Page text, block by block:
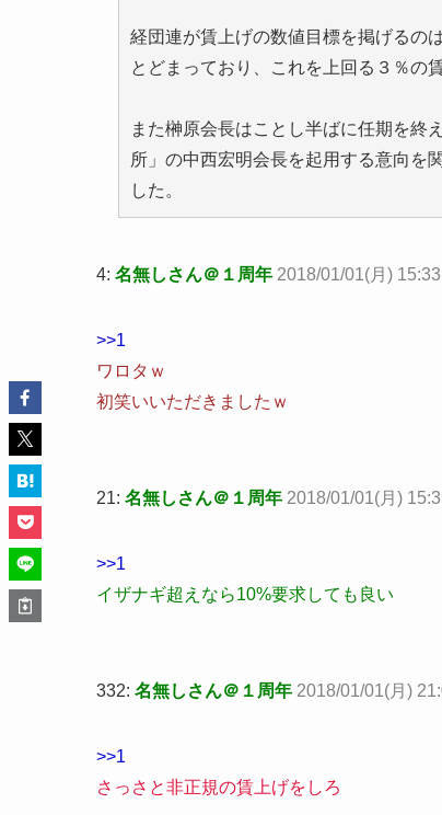
経団連が賃上げの数値目標を掲げるの
とどまっており、これを上回る３％の
また榊原会長はことし半ばに任期を終
所」の中西宏明会長を起用する意向を
した。
4: 名無しさん＠１周年 2018/01/01(月)
>>1
ワロタｗ
初笑いいただきましたｗ
21: 名無しさん＠１周年 2018/01/01(月)
>>1
イザナギ超えなら10%要求しても良い
332: 名無しさん＠１周年 2018/01/01(月)
>>1
さっさと非正規の賃上げをしろ